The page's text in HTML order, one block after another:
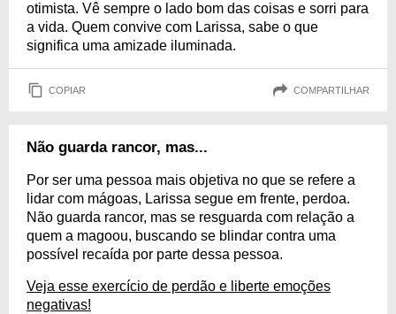
otimista. Vê sempre o lado bom das coisas e sorri para
a vida. Quem convive com Larissa, sabe o que
significa uma amizade iluminada.
COPIAR COMPARTILHAR
Não guarda rancor, mas...
Por ser uma pessoa mais objetiva no que se refere a
lidar com mágoas, Larissa segue em frente, perdoa.
Não guarda rancor, mas se resguarda com relação a
quem a magoou, buscando se blindar contra uma
possível recaída por parte dessa pessoa.
Veja esse exercício de perdão e liberte emoções
negativas!